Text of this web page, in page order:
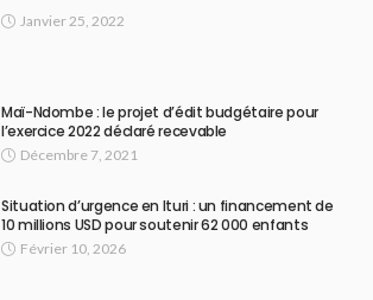
Janvier 25, 2022
Maï-Ndombe : le projet d’édit budgétaire pour
l’exercice 2022 déclaré recevable
Décembre 7, 2021
Situation d’urgence en Ituri : un financement de
10 millions USD pour soutenir 62 000 enfants
Février 10, 2026